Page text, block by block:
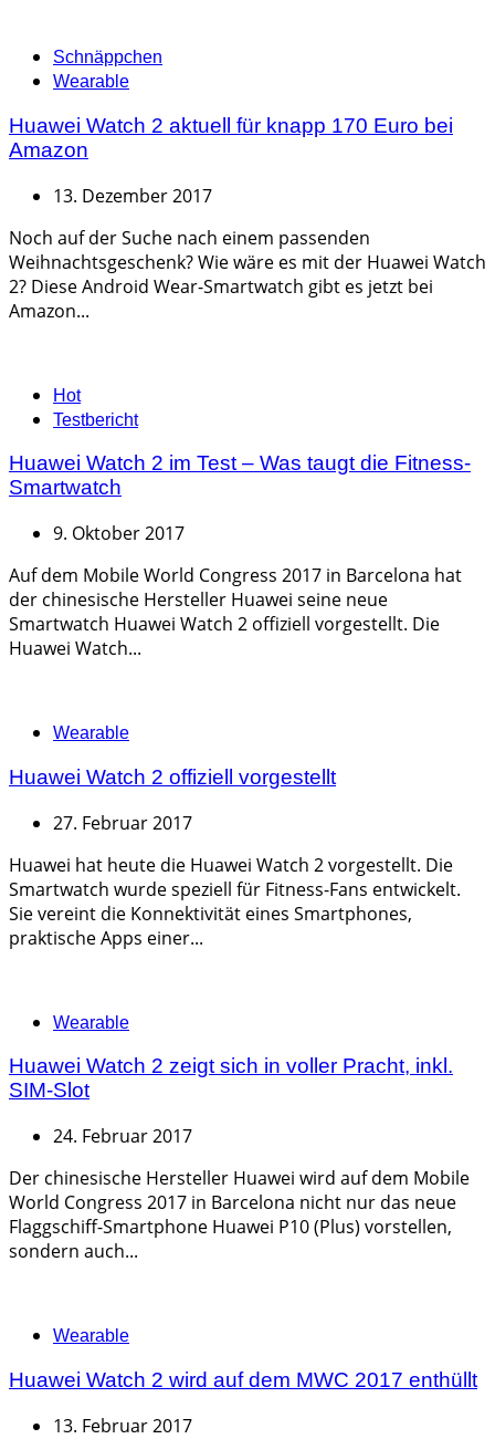
Categories
Schnäppchen
Wearable
Huawei Watch 2 aktuell für knapp 170 Euro bei
Amazon
13. Dezember 2017
Noch auf der Suche nach einem passenden
Weihnachtsgeschenk? Wie wäre es mit der Huawei Watch
2? Diese Android Wear-Smartwatch gibt es jetzt bei
Amazon...
Categories
Hot
Testbericht
Huawei Watch 2 im Test – Was taugt die Fitness-
Smartwatch
9. Oktober 2017
Auf dem Mobile World Congress 2017 in Barcelona hat
der chinesische Hersteller Huawei seine neue
Smartwatch Huawei Watch 2 offiziell vorgestellt. Die
Huawei Watch...
Categories
Wearable
Huawei Watch 2 offiziell vorgestellt
27. Februar 2017
Huawei hat heute die Huawei Watch 2 vorgestellt. Die
Smartwatch wurde speziell für Fitness-Fans entwickelt.
Sie vereint die Konnektivität eines Smartphones,
praktische Apps einer...
Categories
Wearable
Huawei Watch 2 zeigt sich in voller Pracht, inkl.
SIM-Slot
24. Februar 2017
Der chinesische Hersteller Huawei wird auf dem Mobile
World Congress 2017 in Barcelona nicht nur das neue
Flaggschiff-Smartphone Huawei P10 (Plus) vorstellen,
sondern auch...
Categories
Wearable
Huawei Watch 2 wird auf dem MWC 2017 enthüllt
13. Februar 2017